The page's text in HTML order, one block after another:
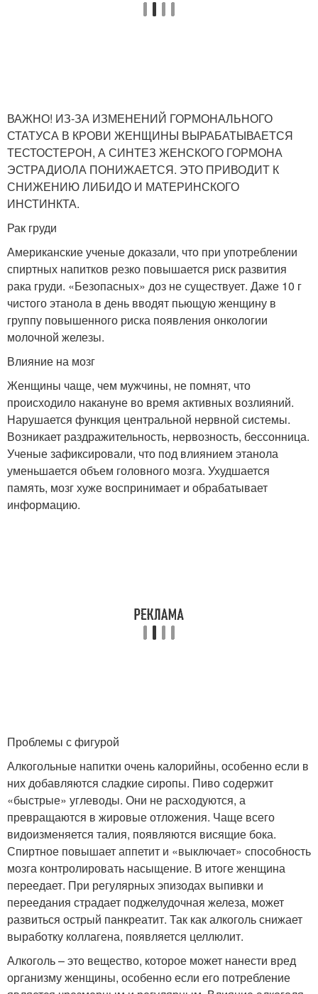
ВАЖНО! ИЗ-ЗА ИЗМЕНЕНИЙ ГОРМОНАЛЬНОГО
СТАТУСА В КРОВИ ЖЕНЩИНЫ ВЫРАБАТЫВАЕТСЯ
ТЕСТОСТЕРОН, А СИНТЕЗ ЖЕНСКОГО ГОРМОНА
ЭСТРАДИОЛА ПОНИЖАЕТСЯ. ЭТО ПРИВОДИТ К
СНИЖЕНИЮ ЛИБИДО И МАТЕРИНСКОГО
ИНСТИНКТА.
Рак груди
Американские ученые доказали, что при употреблении
спиртных напитков резко повышается риск развития
рака груди. «Безопасных» доз не существует. Даже 10 г
чистого этанола в день вводят пьющую женщину в
группу повышенного риска появления онкологии
молочной железы.
Влияние на мозг
Женщины чаще, чем мужчины, не помнят, что
происходило накануне во время активных возлияний.
Нарушается функция центральной нервной системы.
Возникает раздражительность, нервозность, бессонница.
Ученые зафиксировали, что под влиянием этанола
уменьшается объем головного мозга. Ухудшается
память, мозг хуже воспринимает и обрабатывает
информацию.
Проблемы с фигурой
Алкогольные напитки очень калорийны, особенно если в
них добавляются сладкие сиропы. Пиво содержит
«быстрые» углеводы. Они не расходуются, а
превращаются в жировые отложения. Чаще всего
видоизменяется талия, появляются висящие бока.
Спиртное повышает аппетит и «выключает» способность
мозга контролировать насыщение. В итоге женщина
переедает. При регулярных эпизодах выпивки и
переедания страдает поджелудочная железа, может
развиться острый панкреатит. Так как алкоголь снижает
выработку коллагена, появляется целлюлит.
Алкоголь – это вещество, которое может нанести вред
организму женщины, особенно если его потребление